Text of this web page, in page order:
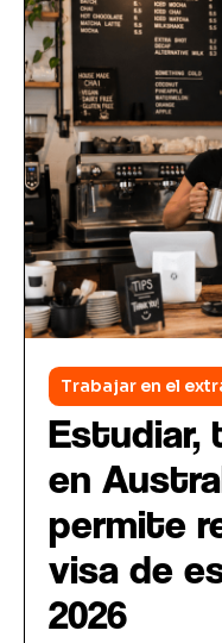
Trabajar en el
Estudiar,
en
permite
visa de
2026